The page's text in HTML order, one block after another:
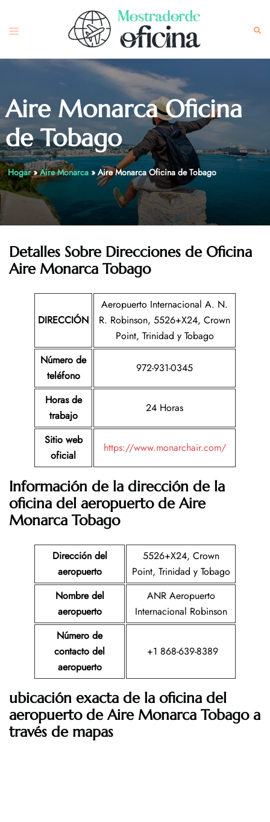
content
Toggle
Aire Monarca Oficina
de Tobago
Hogar»Aire Monarca» Aire Monarca Oficina de Tobago
Detalles Sobre Direcciones de Oficina
Aire Monarca Tobago
DIRECCIÓN
Aeropuerto Internacional A. N.
R. Robinson, 5526+X24, Crown
Point, Trinidad y Tobago
Número de
teléfono
972-931-0345
Horas de
trabajo
24 Horas
Sitio web
oficial
https://www.monarchair.com/
Información de la dirección de la
oficina del aeropuerto de Aire
Monarca Tobago
Dirección del
aeropuerto
5526+X24, Crown
Point, Trinidad y Tobago
Nombre del
aeropuerto
ANR Aeropuerto
Internacional Robinson
Número de
contacto del
aeropuerto
+1 868-639-8389
ubicación exacta de la oficina del
aeropuerto de Aire Monarca Tobago a
través de mapas